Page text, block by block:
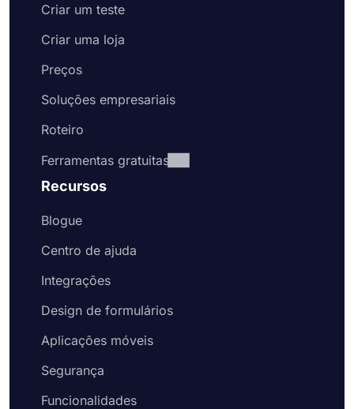
Criar um teste
Criar uma loja
Preços
Soluções empresariais
Roteiro
Ferramentas gratuitas
Recursos
Blogue
Centro de ajuda
Integrações
Design de formulários
Aplicações móveis
Segurança
Funcionalidades